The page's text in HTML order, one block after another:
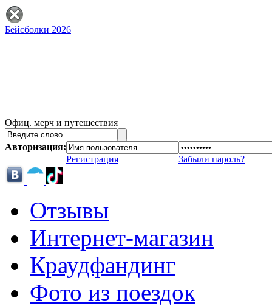
Бейсболки 2026
Офиц. мерч и путешествия
Авторизация:
Регистрация
Забыли пароль?
Отзывы
Интернет-магазин
Краудфандинг
Фото из поездок